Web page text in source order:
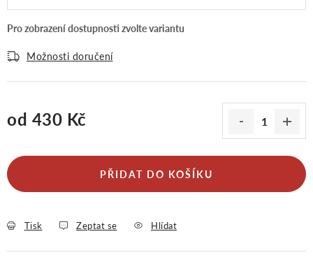
Možnosti doručení
od 430 Kč
PŘIDAT DO KOŠÍKU
Tisk Zeptat se Hlídat